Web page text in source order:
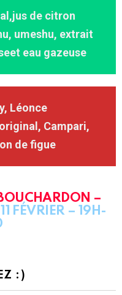
de citron
umeshu, extrait
eau gazeuse
Léonce
Campari,
de figue
–
FÉVRIER – 19H-
:)